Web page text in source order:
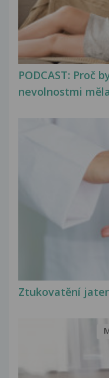
PODCAST: Proč
nevolnostmi
Ztukovatění